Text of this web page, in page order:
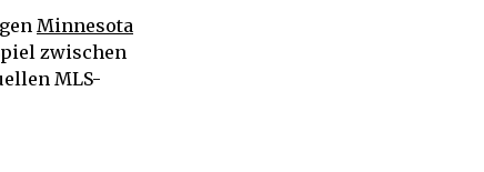
Minnesota
zwischen
MLS-